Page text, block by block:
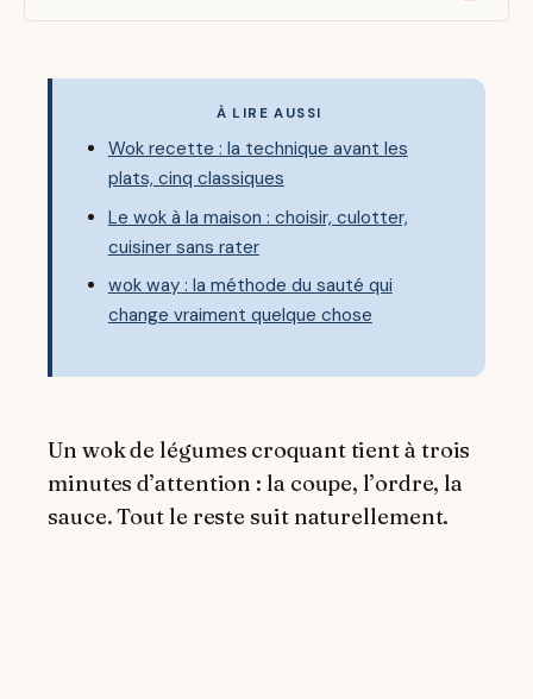
À LIRE AUSSI
Wok recette : la technique avant les
plats, cinq classiques
Le wok à la maison : choisir, culotter,
cuisiner sans rater
wok way : la méthode du sauté qui
change vraiment quelque chose
Un wok de légumes croquant tient à trois
minutes d’attention : la coupe, l’ordre, la
sauce. Tout le reste suit naturellement.